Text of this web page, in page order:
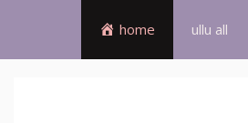
home ullu all